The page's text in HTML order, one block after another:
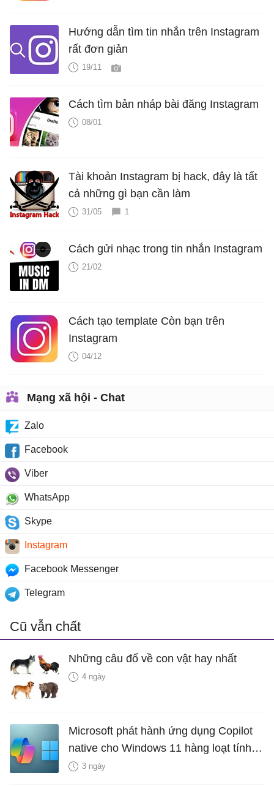
Hướng dẫn tìm tin nhắn trên Instagram
rất đơn giản
19/11
Cách tìm bản nháp bài đăng Instagram
08/01
Tài khoản Instagram bị hack, đây là tất
cả những gì bạn cần làm
31/05 1
Cách gửi nhạc trong tin nhắn Instagram
21/02
Cách tạo template Còn bạn trên
Instagram
04/12
Mạng xã hội - Chat
Zalo
Facebook
Viber
WhatsApp
Skype
Instagram
Facebook Messenger
Telegram
Cũ vẫn chất
Những câu đố về con vật hay nhất
4 ngày
Microsoft phát hành ứng dụng Copilot
native cho Windows 11 hàng loạt tính
năng mới Hữu Ích
3 ngày